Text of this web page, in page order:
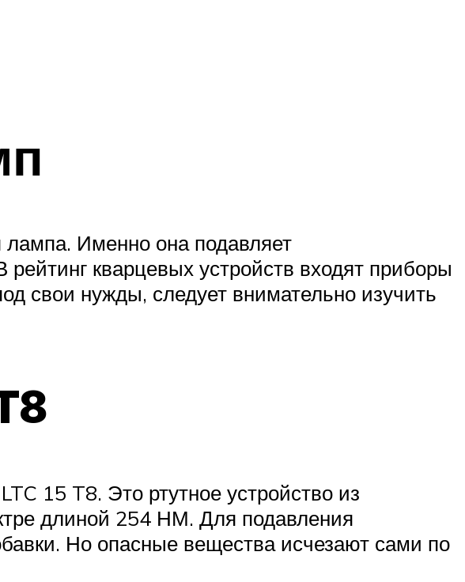
лампа. Именно она подавляет
кварцевых устройств входят приборы
свои нужды, следует внимательно изучить
15 T8. Это ртутное устройство из
длиной 254 НМ. Для подавления
Но опасные вещества исчезают сами по